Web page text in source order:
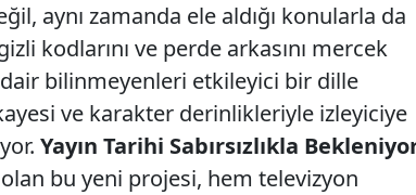
aynı zamanda ele aldığı konularla da
kodlarını ve perde arkasını mercek
dair bilinmeyenleri etkileyici bir dille
ve karakter derinlikleriyle izleyiciye
Yayın Tarihi Sabırsızlıkla
olan bu yeni projesi, hem televizyon